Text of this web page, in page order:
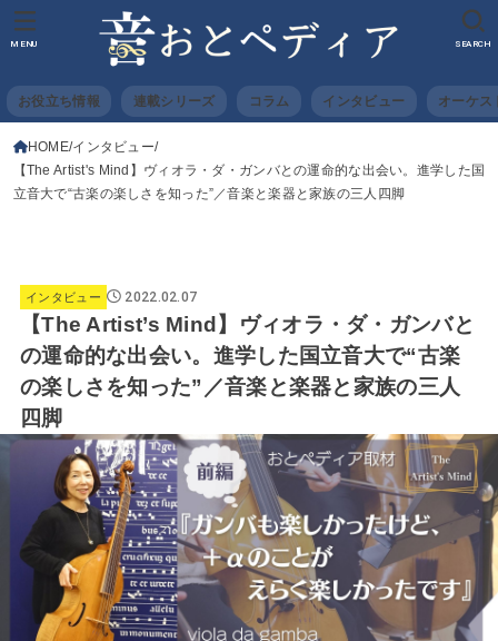
お役立ち情報 連載シリーズ コラム インタビュー オーケス
SEARCH
MENU
HOME インタビュー
【The Artist's Mind】ヴィオラ・ダ・ガンバとの運命的な出会い。進学した国
立音大で“古楽の楽しさを知った”／音楽と楽器と家族の三人四脚
インタビュー 2022.02.07
【The Artist’s Mind】ヴィオラ・ダ・ガンバと
の運命的な出会い。進学した国立音大で“古楽
の楽しさを知った”／音楽と楽器と家族の三人
四脚